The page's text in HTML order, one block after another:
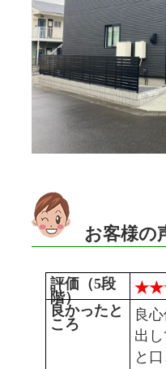
お客様の
評価（5段
階）
良かったと
ころ
良
出
と